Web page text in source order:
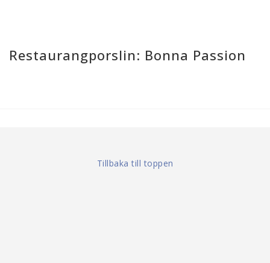
Restaurangporslin: Bonna Passion
Tillbaka till toppen